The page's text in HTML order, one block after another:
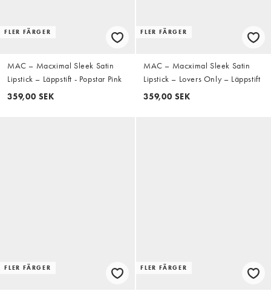
FLER FÄRGER
MAC – Macximal Sleek Satin
Lipstick – Läppstift - Popstar Pink
359,00 SEK
FLER FÄRGER
MAC – Macximal Sleek Satin
Lipstick – Lovers Only – Läppstift
359,00 SEK
FLER FÄRGER FLER FÄRGER